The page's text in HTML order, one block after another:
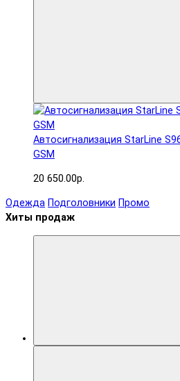
Автосигнализация StarLine
GSM
20 650.00р.
Одежда Подголовники Промо
Хиты продаж